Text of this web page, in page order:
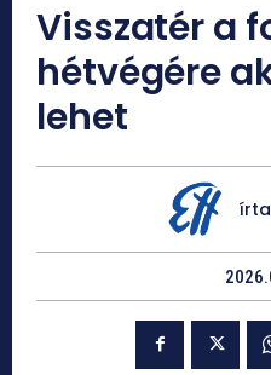
Visszatér a
hétvégére
lehet